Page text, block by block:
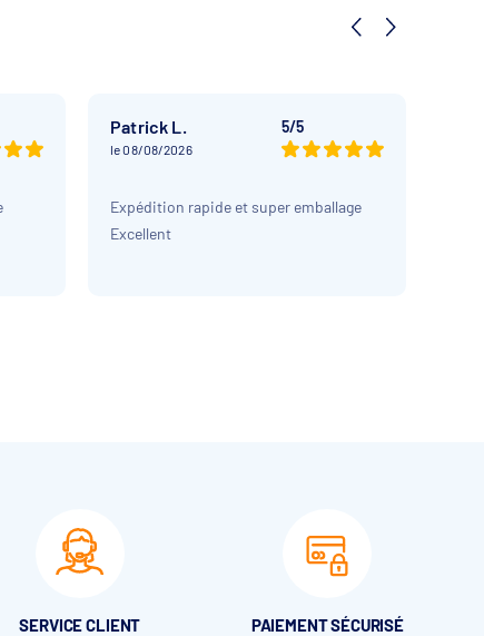
Patrick L. 5/5
le 08/08/2026
Expédition rapide et super emballage
Excellent
SERVICE CLIENT PAIEMENT SÉCURISÉ